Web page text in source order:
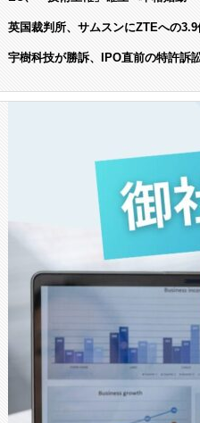
英国裁判所、サムスンにZTEへの
宇樹科技が勝訴、IPO直前の特許訴